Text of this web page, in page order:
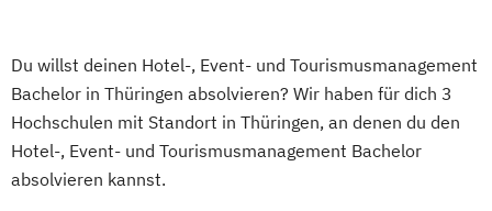
Du willst deinen Hotel-, Event- und Tourismusmanagement
Bachelor in Thüringen absolvieren? Wir haben für dich 3
Hochschulen mit Standort in Thüringen, an denen du den
Hotel-, Event- und Tourismusmanagement Bachelor
absolvieren kannst.